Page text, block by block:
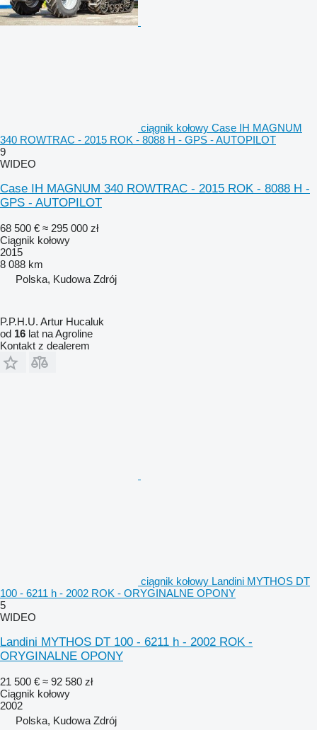
ciągnik kołowy Case IH MAGNUM
340 ROWTRAC - 2015 ROK - 8088 H - GPS - AUTOPILOT
9
WIDEO
Case IH MAGNUM 340 ROWTRAC - 2015 ROK - 8088 H -
GPS - AUTOPILOT
68 500 € ≈ 295 000 zł
Ciągnik kołowy
2015
8 088 km
Polska, Kudowa Zdrój
P.P.H.U. Artur Hucaluk
od 16 lat na Agroline
Kontakt z dealerem
ciągnik kołowy Landini MYTHOS DT
100 - 6211 h - 2002 ROK - ORYGINALNE OPONY
5
WIDEO
Landini MYTHOS DT 100 - 6211 h - 2002 ROK -
ORYGINALNE OPONY
21 500 € ≈ 92 580 zł
Ciągnik kołowy
2002
Polska, Kudowa Zdrój